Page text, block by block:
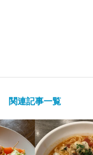
関連記事一覧